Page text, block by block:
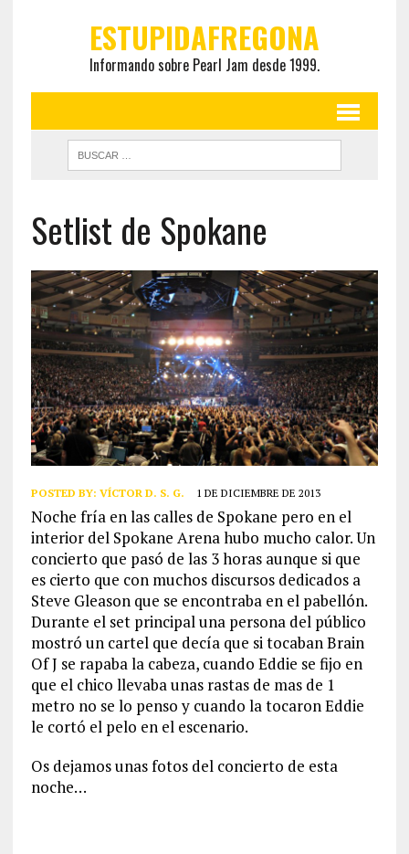
ESTUPIDAFREGONA
Informando sobre Pearl Jam desde 1999.
Setlist de Spokane
POSTED BY: VÍCTOR D. S. G. 1 DE DICIEMBRE DE 2013
Noche fría en las calles de Spokane pero en el
interior del Spokane Arena hubo mucho calor. Un
concierto que pasó de las 3 horas aunque si que
es cierto que con muchos discursos dedicados a
Steve Gleason que se encontraba en el pabellón.
Durante el set principal una persona del público
mostró un cartel que decía que si tocaban Brain
Of J se rapaba la cabeza, cuando Eddie se fijo en
que el chico llevaba unas rastas de mas de 1
metro no se lo penso y cuando la tocaron Eddie
le cortó el pelo en el escenario.
Os dejamos unas fotos del concierto de esta
noche…